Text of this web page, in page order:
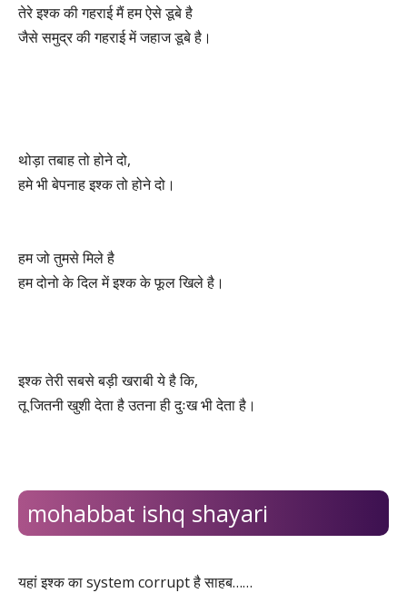
तेरे इश्क की गहराई मैं हम ऐसे डूबे है
जैसे समुद्र की गहराई में जहाज डूबे है।
थोड़ा तबाह तो होने दो,
हमे भी बेपनाह इश्क तो होने दो।
हम जो तुमसे मिले है
हम दोनो के दिल में इश्क के फूल खिले है।
इश्क तेरी सबसे बड़ी खराबी ये है कि,
तू जितनी खुशी देता है उतना ही दुःख भी देता है।
mohabbat ishq shayari
यहां इश्क का system corrupt है साहब……